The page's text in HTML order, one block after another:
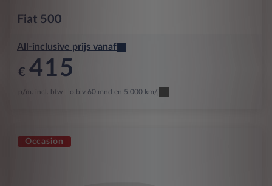
Fiat 500
All-inclusive prijs vanaf
€ 415
p/m. incl. btw o.b.v 60 mnd en 5,000 km/j
Occasion